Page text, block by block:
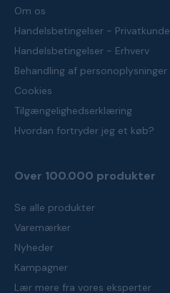
Om os
Handelsbetingelser - Privatkunde
Handelsbetingelser - Erhverv
Behandling af personoplysninger
Cookies
Tilgængelighedserklæring
Hvordan fortryder jeg et køb?
Over 100.000 produkter
Se alle produkter
Varemærker
Nyheder
Kampagner
Lær mere fra vores eksperter